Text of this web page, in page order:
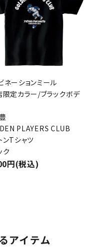
ネーションミール
限定カラー/ブラックボデ
PLAYERS CLUB
ンTシャツ
ク
円(税込)
アイテム